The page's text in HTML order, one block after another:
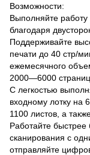
Возможности:
Выполняйте
благодаря
Поддерживайте
печати до 40 стр/
ежемесячного
2000—6000 страниц.
С легкостью
входному лотку на
1100 листов, а
Работайте быстрее
сканирования с
отправляйте